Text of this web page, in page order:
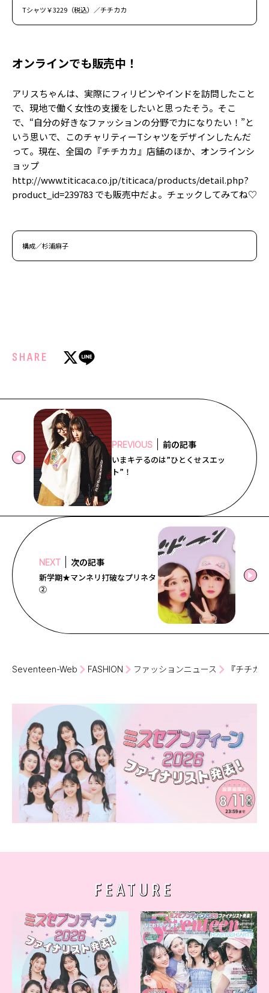
Tシャツ￥3229（税込）／チチカカ
オンラインでも販売中！
アリスちゃんは、実際にフィリピンやインドを訪問したこと
で、現地で働く女性の支援をしたいと思ったそう。そこ
で、“自分の好きなファッションの分野で力になりたい！”と
いう思いで、このチャリティーTシャツをデザインしたんだ
って。現在、全国の『チチカカ』店舗のほか、オンラインシ
ョップ
http://www.titicaca.co.jp/titicaca/products/detail.php?
product_id=239783 でも販売中だよ。チェックしてみてね♡
構成／杉浦麻子
SHARE
PREVIOUS 前の記事
いまキテるのは”ひとくせスエッ
ト”！
NEXT 次の記事
新学期★マンネリ打破なプリネタ
②
Seventeen-Web FASHION ファッションニュース 『チチカ
FEATURE